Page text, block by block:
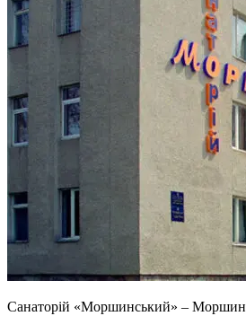
Санаторій «Моршинський» – Моршин